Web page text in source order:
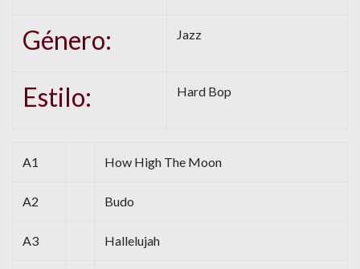
Género: Jazz
Estilo: Hard Bop
A1 How High The Moon
A2 Budo
A3 Hallelujah